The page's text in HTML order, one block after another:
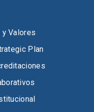
Valores
Plan